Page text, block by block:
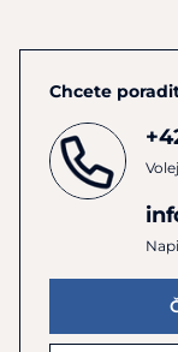
Chcete